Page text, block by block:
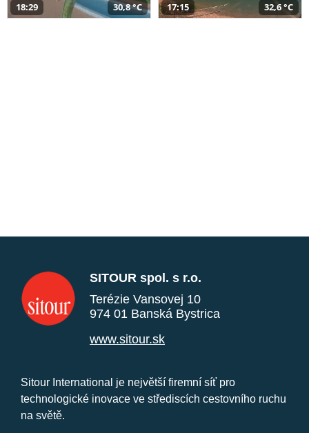
18:29 30,8 °C 17:15 32,6 °C
SITOUR spol. s r.o.
Terézie Vansovej 10
974 01 Banská Bystrica
www.sitour.sk
Sitour International je největší firemní síť pro
technologické inovace ve střediscích cestovního ruchu
na světě.